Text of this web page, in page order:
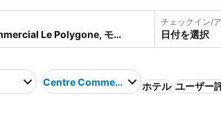
チェックイン/
日付を選択
Centre Commercial Le Polygone
ホテル ユーザー